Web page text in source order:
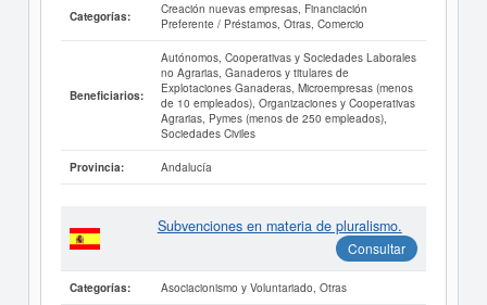
Categorías:
Creación nuevas empresas, Financiación
Preferente / Préstamos, Otras, Comercio
Beneficiarios:
Autónomos, Cooperativas y Sociedades Laborales
no Agrarias, Ganaderos y titulares de
Explotaciones Ganaderas, Microempresas (menos
de 10 empleados), Organizaciones y Cooperativas
Agrarias, Pymes (menos de 250 empleados),
Sociedades Civiles
Provincia: Andalucía
Subvenciones en materia de pluralismo.
Consultar
Categorías: Asociacionismo y Voluntariado, Otras